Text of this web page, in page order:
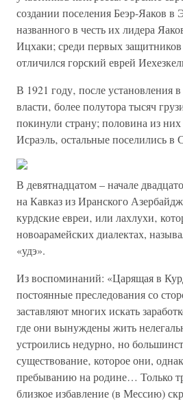
создании поселения Беэр-Яаков в
названного в честь их лидера
Ицхаки; среди первых
отличился горский еврей
В 1921 году‚ после установления
власти‚ более полутора тысяч
покинули страну; половина из
Исраэль‚ остальные поселились в
В девятнадцатом – начале
на Кавказ из Иранского
курдские евреи‚ или лахлухи‚
новоарамейских диалектах,
«удэ».
Из воспоминаний: «Царящая в
постоянные преследования со
заставляют многих искать
где они вынуждены жить
устроились недурно‚ но
существование‚ которое они,
пребыванию на родине… Только
близкое избавление (в Мессию)